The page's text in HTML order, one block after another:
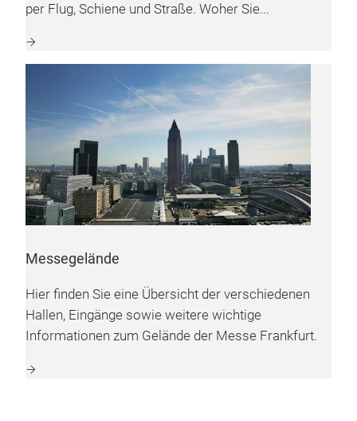
per Flug, Schiene und Straße. Woher Sie...
Messegelände
Hier finden Sie eine Übersicht der verschiedenen
Hallen, Eingänge sowie weitere wichtige
Informationen zum Gelände der Messe Frankfurt.